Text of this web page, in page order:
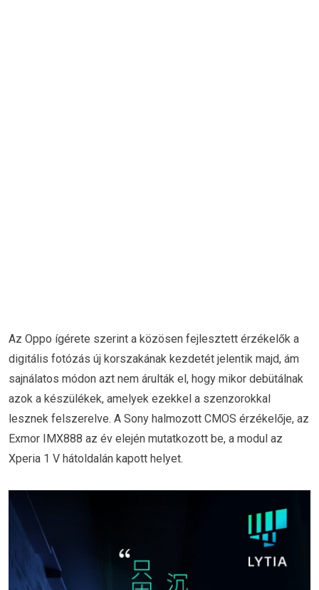
Az Oppo ígérete szerint a közösen fejlesztett érzékelők a
digitális fotózás új korszakának kezdetét jelentik majd, ám
sajnálatos módon azt nem árulták el, hogy mikor debütálnak
azok a készülékek, amelyek ezekkel a szenzorokkal
lesznek felszerelve. A Sony halmozott CMOS érzékelője, az
Exmor IMX888 az év elején mutatkozott be, a modul az
Xperia 1 V hátoldalán kapott helyet.